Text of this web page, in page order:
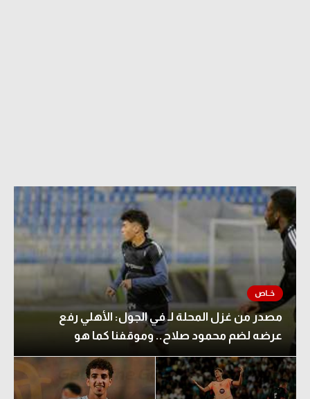
مصدر من غزل المحلة لـ في الجول: الأهلي رفع
عرضه لضم محمود صلاح.. وموقفنا كما هو